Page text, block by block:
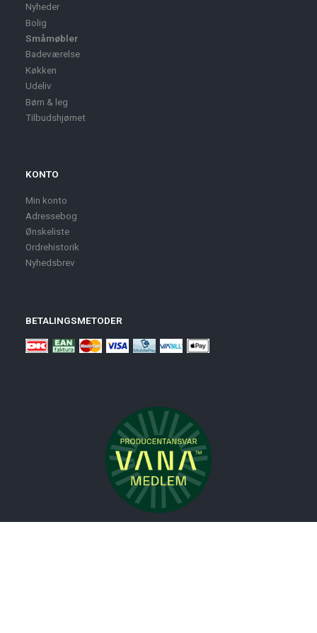
Nyheder
Bolig
Småmøbler
Badeværelse
Køkken
Udeliv
Børn & leg
Tilbudshjørnet
KONTO
Min konto
Adressebog
Ønskeliste
Ordrehistorik
Nyhedsbrev
BETALINGSMETODER